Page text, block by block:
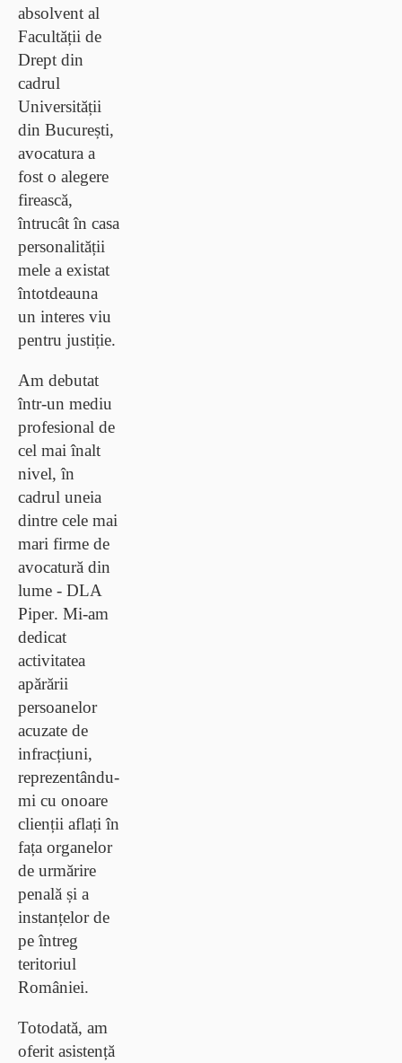
absolvent al
Facultății de
Drept din
cadrul
Universității
din București,
avocatura a
fost o alegere
firească,
întrucât în casa
personalității
mele a existat
întotdeauna
un interes viu
pentru justiție.
Am debutat
într-un mediu
profesional de
cel mai înalt
nivel, în
cadrul uneia
dintre cele mai
mari firme de
avocatură din
lume - DLA
Piper. Mi-am
dedicat
activitatea
apărării
persoanelor
acuzate de
infracțiuni,
reprezentându-
mi cu onoare
clienții aflați în
fața organelor
de urmărire
penală și a
instanțelor de
pe întreg
teritoriul
României.
Totodată, am
oferit asistență